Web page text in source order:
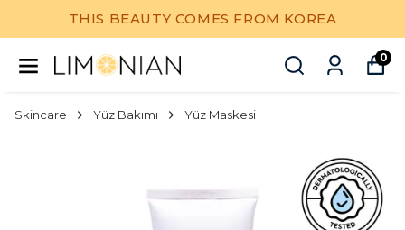
THIS BEAUTY COMES FROM KOREA
0
Skincare Yüz Bakımı Yüz Maskesi